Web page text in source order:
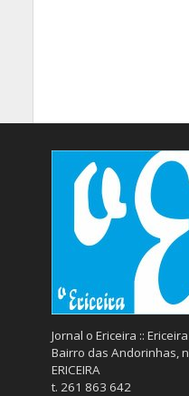
Jornal o Ericeira :: Ericeira
Bairro das Andorinhas,
ERICEIRA
t. 261 863 642